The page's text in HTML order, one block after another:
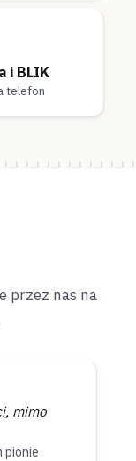
i BLIK
telefon
przez nas na
mimo
pionie